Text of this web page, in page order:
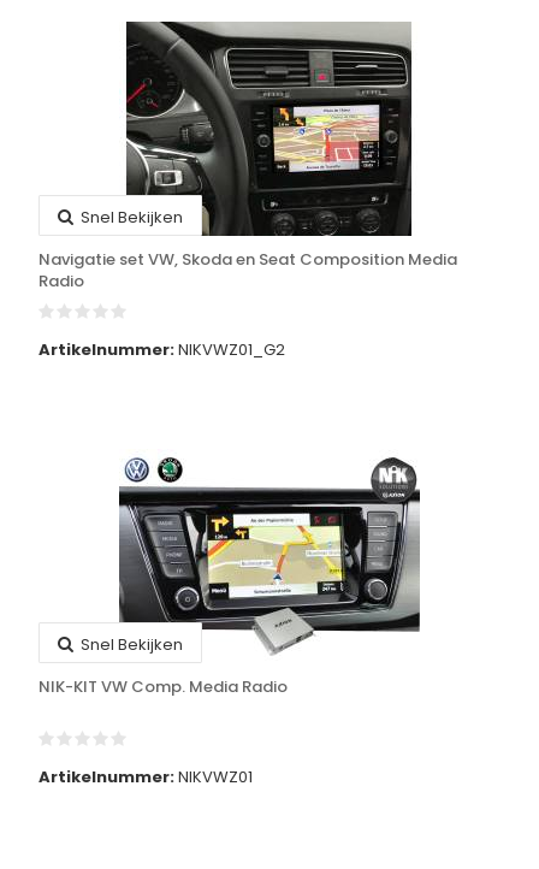
Snel Bekijken
Navigatie set VW, Skoda en Seat Composition Media
Radio
Artikelnummer:NIKVWZ01_G2
Snel Bekijken
NIK-KIT VW Comp. Media Radio
Artikelnummer:NIKVWZ01